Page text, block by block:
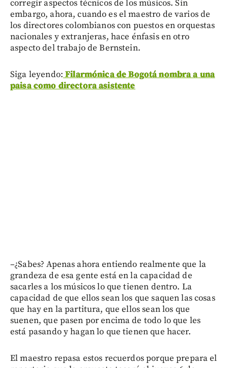
corregir aspectos técnicos de los músicos. Sin
embargo, ahora, cuando es el maestro de varios de
los directores colombianos con puestos en orquestas
nacionales y extranjeras, hace énfasis en otro
aspecto del trabajo de Bernstein.
Siga leyendo: Filarmónica de Bogotá nombra a una
paisa como directora asistente
–¿Sabes? Apenas ahora entiendo realmente que la
grandeza de esa gente está en la capacidad de
sacarles a los músicos lo que tienen dentro. La
capacidad de que ellos sean los que saquen las cosas
que hay en la partitura, que ellos sean los que
suenen, que pasen por encima de todo lo que les
está pasando y hagan lo que tienen que hacer.
El maestro repasa estos recuerdos porque prepara el